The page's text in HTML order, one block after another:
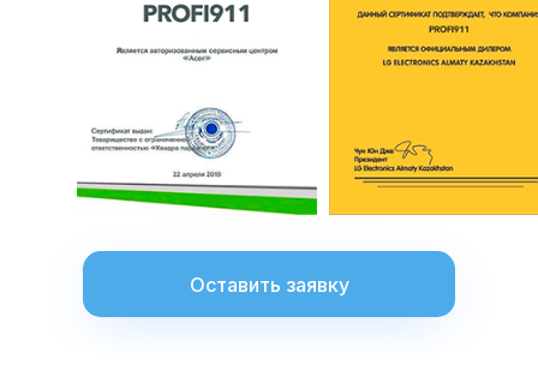
Оставить заявку